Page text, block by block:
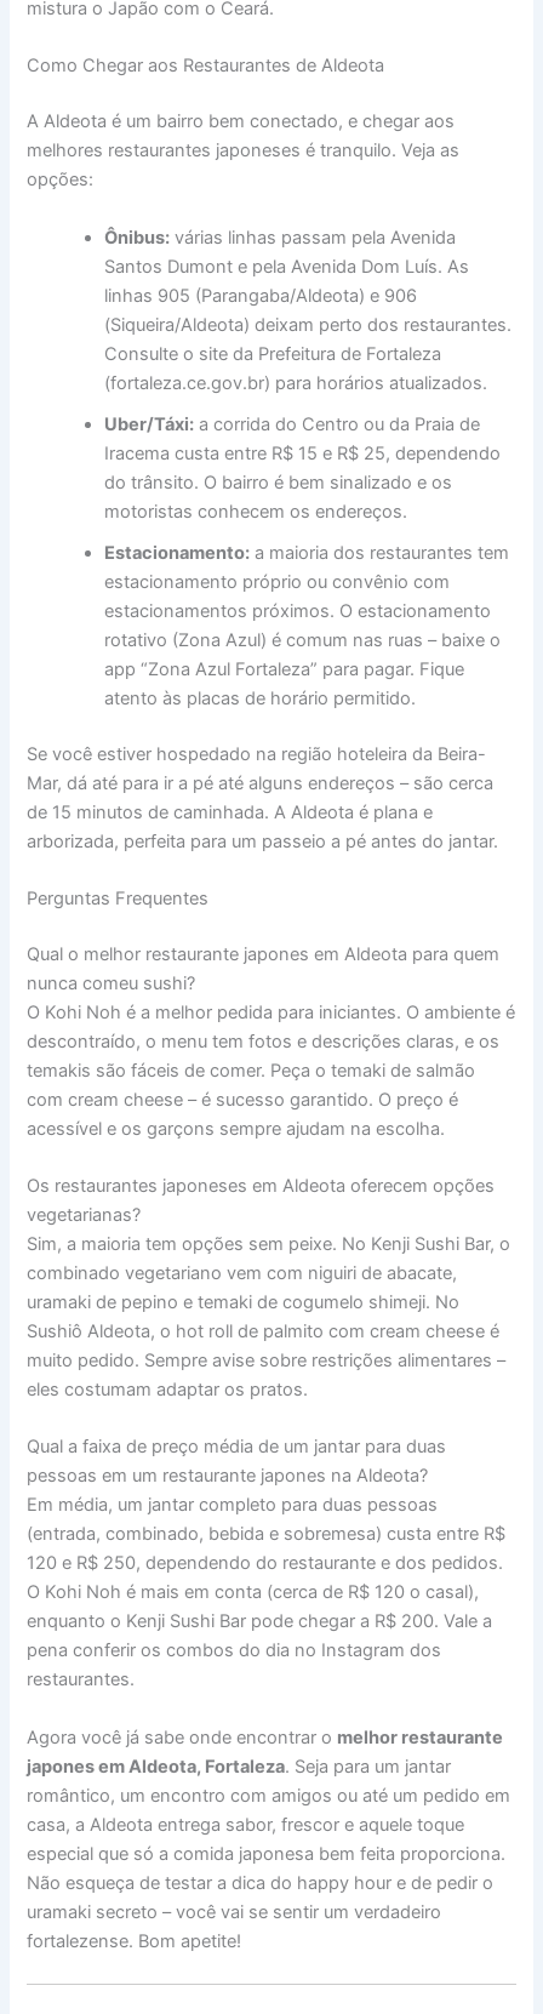
mistura o Japão com o Ceará.
Como Chegar aos Restaurantes de Aldeota
A Aldeota é um bairro bem conectado, e chegar aos
melhores restaurantes japoneses é tranquilo. Veja as
opções:
Ônibus: várias linhas passam pela Avenida
Santos Dumont e pela Avenida Dom Luís. As
linhas 905 (Parangaba/Aldeota) e 906
(Siqueira/Aldeota) deixam perto dos restaurantes.
Consulte o site da Prefeitura de Fortaleza
(fortaleza.ce.gov.br) para horários atualizados.
Uber/Táxi: a corrida do Centro ou da Praia de
Iracema custa entre R$ 15 e R$ 25, dependendo
do trânsito. O bairro é bem sinalizado e os
motoristas conhecem os endereços.
Estacionamento: a maioria dos restaurantes tem
estacionamento próprio ou convênio com
estacionamentos próximos. O estacionamento
rotativo (Zona Azul) é comum nas ruas – baixe o
app “Zona Azul Fortaleza” para pagar. Fique
atento às placas de horário permitido.
Se você estiver hospedado na região hoteleira da Beira-
Mar, dá até para ir a pé até alguns endereços – são cerca
de 15 minutos de caminhada. A Aldeota é plana e
arborizada, perfeita para um passeio a pé antes do jantar.
Perguntas Frequentes
Qual o melhor restaurante japones em Aldeota para quem
nunca comeu sushi?
O Kohi Noh é a melhor pedida para iniciantes. O ambiente é
descontraído, o menu tem fotos e descrições claras, e os
temakis são fáceis de comer. Peça o temaki de salmão
com cream cheese – é sucesso garantido. O preço é
acessível e os garçons sempre ajudam na escolha.
Os restaurantes japoneses em Aldeota oferecem opções
vegetarianas?
Sim, a maioria tem opções sem peixe. No Kenji Sushi Bar, o
combinado vegetariano vem com niguiri de abacate,
uramaki de pepino e temaki de cogumelo shimeji. No
Sushiô Aldeota, o hot roll de palmito com cream cheese é
muito pedido. Sempre avise sobre restrições alimentares –
eles costumam adaptar os pratos.
Qual a faixa de preço média de um jantar para duas
pessoas em um restaurante japones na Aldeota?
Em média, um jantar completo para duas pessoas
(entrada, combinado, bebida e sobremesa) custa entre R$
120 e R$ 250, dependendo do restaurante e dos pedidos.
O Kohi Noh é mais em conta (cerca de R$ 120 o casal),
enquanto o Kenji Sushi Bar pode chegar a R$ 200. Vale a
pena conferir os combos do dia no Instagram dos
restaurantes.
Agora você já sabe onde encontrar o melhor restaurante
japones em Aldeota, Fortaleza. Seja para um jantar
romântico, um encontro com amigos ou até um pedido em
casa, a Aldeota entrega sabor, frescor e aquele toque
especial que só a comida japonesa bem feita proporciona.
Não esqueça de testar a dica do happy hour e de pedir o
uramaki secreto – você vai se sentir um verdadeiro
fortalezense. Bom apetite!